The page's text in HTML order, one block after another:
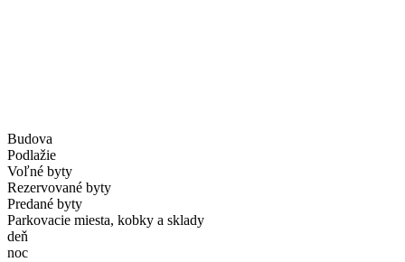
Budova
Podlažie
Voľné byty
Rezervované byty
Predané byty
Parkovacie miesta, kobky a sklady
deň
noc